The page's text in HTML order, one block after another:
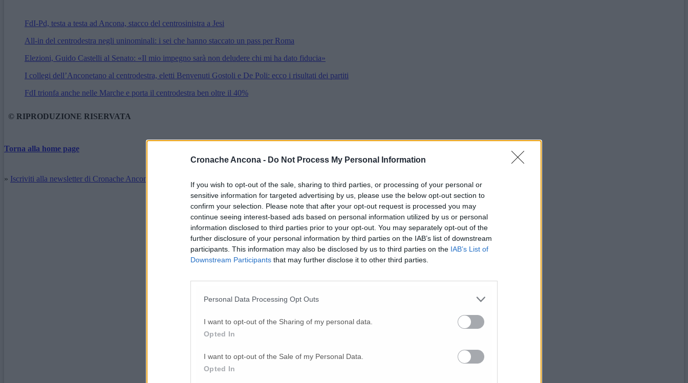
Cronache Ancona - Do Not Process My Personal Information
If you wish to opt-out of the sale, sharing to third parties, or processing of your personal or
sensitive information for targeted advertising by us, please use the below opt-out section to
confirm your selection. Please note that after your opt-out request is processed you may
continue seeing interest-based ads based on personal information utilized by us or personal
information disclosed to third parties prior to your opt-out. You may separately opt-out of the
further disclosure of your personal information by third parties on the IAB’s list of downstream
participants. This information may also be disclosed by us to third parties on the IAB’s List of
Downstream Participants that may further disclose it to other third parties.
Personal Data Processing Opt Outs
I want to opt-out of the Sharing of my personal data.
Opted In
I want to opt-out of the Sale of my Personal Data.
Opted In
FdI-Pd, testa a testa ad Ancona, stacco del centrosinistra a Jesi
All-in del centrodestra negli uninominali: i sei che hanno staccato un pass per Roma
Elezioni, Guido Castelli al Senato: «Il mio impegno sarà non deludere chi mi ha dato fiducia»
I collegi dell’Anconetano al centrodestra, eletti Benvenuti Gostoli e De Poli: ecco i risultati dei partiti
FdI trionfa anche nelle Marche e porta il centrodestra ben oltre il 40%
© RIPRODUZIONE RISERVATA
Torna alla home page
» Iscriviti alla newsletter di Cronache Ancona
Effettua l'accesso oppure